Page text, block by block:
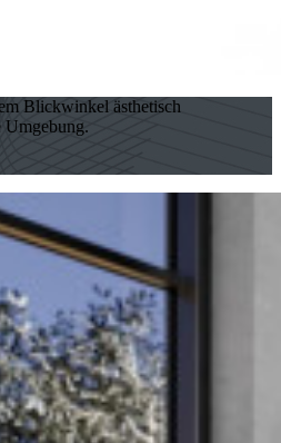
Blickwinkel ästhetisch
Umgebung.